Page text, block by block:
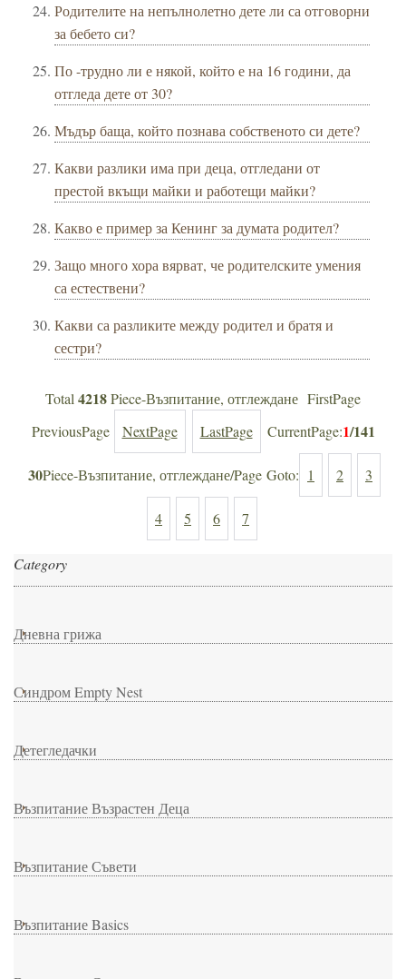
Родителите на непълнолетно дете ли са отговорни
за бебето си?
По -трудно ли е някой, който е на 16 години, да
отгледа дете от 30?
Мъдър баща, който познава собственото си дете?
Какви разлики има при деца, отгледани от
престой вкъщи майки и работещи майки?
Какво е пример за Кенинг за думата родител?
Защо много хора вярват, че родителските умения
са естествени?
Какви са разликите между родител и братя и
сестри?
Total 4218Piece-Възпитание, отглеждане FirstPage
PreviousPage
NextPage LastPage CurrentPage:1/141
30Piece-Възпитание, отглеждане/Page Goto: 1 2 3
4 5 6 7
Category
Дневна грижа
Синдром Empty Nest
Детегледачки
Възпитание Възрастен Деца
Възпитание Съвети
Възпитание Basics